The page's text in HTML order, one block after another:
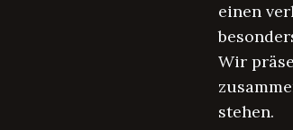
einen
Wir
stehen.